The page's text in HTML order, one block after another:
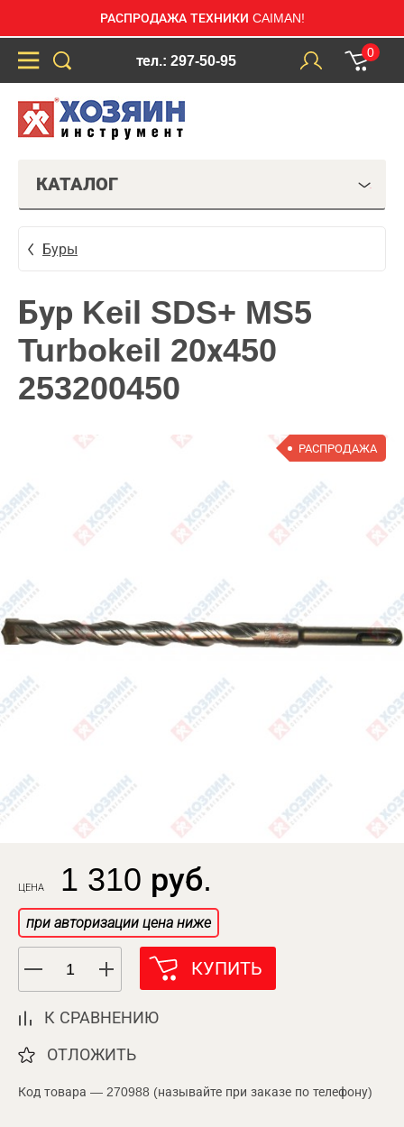
РАСПРОДАЖА ТЕХНИКИ CAIMAN!
тел.: 297-50-95
0
КАТАЛОГ
Буры
Бур Keil SDS+ MS5
Turbokeil 20х450
253200450
РАСПРОДАЖА
ЦЕНА 1 310 руб.
при авторизации цена ниже
КУПИТЬ
К СРАВНЕНИЮ
ОТЛОЖИТЬ
Код товара — 270988 (называйте при заказе по телефону)